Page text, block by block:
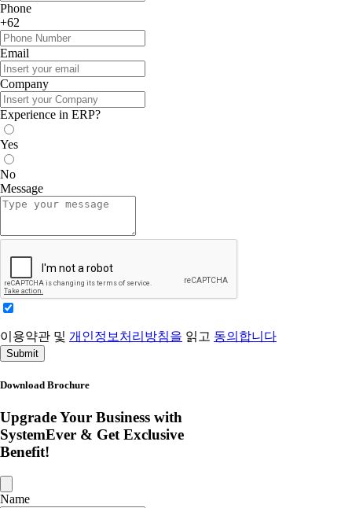
Phone
+62
Email
Company
Experience in ERP?
Yes
No
Message
이용약관 및 개인정보처리방침을 읽고 동의합니다
Submit
Download Brochure
Upgrade Your Business with
SystemEver & Get Exclusive
Benefit!
Name